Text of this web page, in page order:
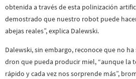
obtenida a través de esta polinización
demostrado que nuestro robot puede
abejas reales”, explica Dalewski.
Dalewski, sin embargo, reconoce que no
dron que pueda producir miel, “aunque la
rápido y cada vez nos sorprende más”,